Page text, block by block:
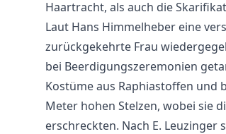
Haartracht, als auch die
Laut Hans Himmelheber eine
zurückgekehrte Frau
bei Beerdigungszeremonien
Kostüme aus Raphiastoffen und
Meter hohen Stelzen, wobei sie
erschreckten. Nach E. Leuzinger